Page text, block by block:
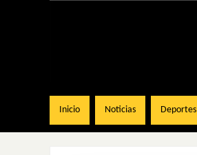
Inicio Noticias Deportes